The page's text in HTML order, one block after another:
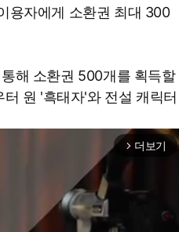
용자에게 소환권 최대 300
해 소환권 500개를 획득할
원 '흑태자'와 전설 캐릭터
arrow_forward_ios 더보기